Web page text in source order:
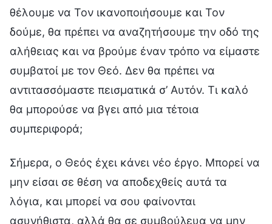
θέλουμε να Τον ικανοποιήσουμε και Τον
δούμε, θα πρέπει να αναζητήσουμε την οδό της
αλήθειας και να βρούμε έναν τρόπο να είμαστε
συμβατοί με τον Θεό. Δεν θα πρέπει να
αντιτασσόμαστε πεισματικά σ’ Αυτόν. Τι καλό
θα μπορούσε να βγει από μια τέτοια
συμπεριφορά;
Σήμερα, ο Θεός έχει κάνει νέο έργο. Μπορεί να
μην είσαι σε θέση να αποδεχθείς αυτά τα
λόγια, και μπορεί να σου φαίνονται
ασυνήθιστα, αλλά θα σε συμβούλευα να μην